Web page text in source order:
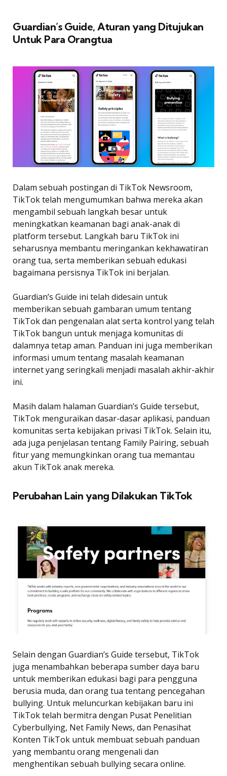
Guardian’s Guide, Aturan yang Ditujukan
Untuk Para Orangtua
Dalam sebuah postingan di TikTok Newsroom,
TikTok telah mengumumkan bahwa mereka akan
mengambil sebuah langkah besar untuk
meningkatkan keamanan bagi anak-anak di
platform tersebut. Langkah baru TikTok ini
seharusnya membantu meringankan kekhawatiran
orang tua, serta memberikan sebuah edukasi
bagaimana persisnya TikTok ini berjalan.
Guardian’s Guide ini telah didesain untuk
memberikan sebuah gambaran umum tentang
TikTok dan pengenalan alat serta kontrol yang telah
TikTok bangun untuk menjaga komunitas di
dalamnya tetap aman. Panduan ini juga memberikan
informasi umum tentang masalah keamanan
internet yang seringkali menjadi masalah akhir-akhir
ini.
Masih dalam halaman Guardian’s Guide tersebut,
TikTok menguraikan dasar-dasar aplikasi, panduan
komunitas serta kebijakan privasi TikTok. Selain itu,
ada juga penjelasan tentang Family Pairing, sebuah
fitur yang memungkinkan orang tua memantau
akun TikTok anak mereka.
Perubahan Lain yang Dilakukan TikTok
Selain dengan Guardian’s Guide tersebut, TikTok
juga menambahkan beberapa sumber daya baru
untuk memberikan edukasi bagi para pengguna
berusia muda, dan orang tua tentang pencegahan
bullying. Untuk meluncurkan kebijakan baru ini
TikTok telah bermitra dengan Pusat Penelitian
Cyberbullying, Net Family News, dan Penasihat
Konten TikTok untuk membuat sebuah panduan
yang membantu orang mengenali dan
menghentikan sebuah bullying secara online.